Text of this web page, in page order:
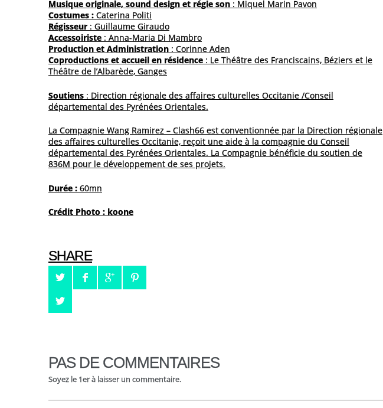
Musique originale, sound design et régie son : Miquel Marin Pavon
Costumes : Caterina Politi
Régisseur : Guillaume Giraudo
Accessoiriste : Anna-Maria Di Mambro
Production et Administration : Corinne Aden
Coproductions et accueil en résidence : Le Théâtre des Franciscains, Béziers et le
Théâtre de l’Albarède, Ganges
Soutiens : Direction régionale des affaires culturelles Occitanie /Conseil
départemental des Pyrénées Orientales.
La Compagnie Wang Ramirez – Clash66 est conventionnée par la Direction régionale
des affaires culturelles Occitanie, reçoit une aide à la compagnie du Conseil
départemental des Pyrénées Orientales. La Compagnie bénéficie du soutien de
836M pour le développement de ses projets.
Durée : 60mn
Crédit Photo : koone
SHARE
PAS DE COMMENTAIRES
Soyez le 1er à laisser un commentaire.